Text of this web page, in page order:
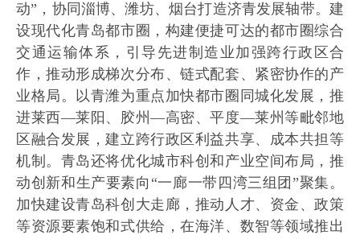
动”，协同淄博、潍坊、烟台打造济青发展轴带。建
设现代化青岛都市圈，构建便捷可达的都市圈综合
交通运输体系，引导先进制造业加强跨行政区合
作，推动形成梯次分布、链式配套、紧密协作的产
业格局。以青潍为重点加快都市圈同城化发展，推
进莱西—莱阳、胶州—高密、平度—莱州等毗邻地
区融合发展，建立跨行政区利益共享、成本共担等
机制。青岛还将优化城市科创和产业空间布局，推
动创新和生产要素向“一廊一带四湾三组团”聚集。
加快建设青岛科创大走廊，推动人才、资金、政策
等资源要素饱和式供给，在海洋、数智等领域推出